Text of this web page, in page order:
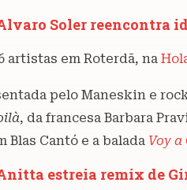
Soler reencontra
artistas em Roterdã, na
pelo Maneskin e
, da francesa Barbara
Blas Cantó e a balada Voy a
estreia remix de